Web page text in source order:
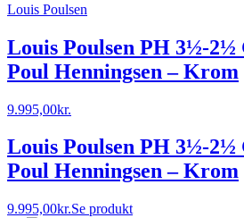
Louis Poulsen
Louis Poulsen PH 3½-2½
Poul Henningsen – Krom
9.995,00kr.
Louis Poulsen PH 3½-2½
Poul Henningsen – Krom
9.995,00kr.Se produkt